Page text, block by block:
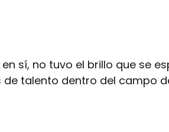
en sí, no tuvo el brillo que se
de talento dentro del campo